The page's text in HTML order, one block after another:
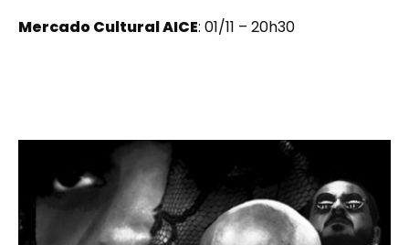
Mercado Cultural AICE: 01/11 – 20h30